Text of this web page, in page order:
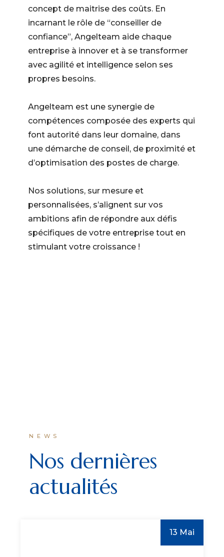
concept de maitrise des coûts. En
incarnant le rôle de “conseiller de
confiance”, Angelteam aide chaque
entreprise à innover et à se transformer
avec agilité et intelligence selon ses
propres besoins.
Angelteam est une synergie de
compétences composée des experts qui
font autorité dans leur domaine, dans
une démarche de conseil, de proximité et
d’optimisation des postes de charge.
Nos solutions, sur mesure et
personnalisées, s’alignent sur vos
ambitions afin de répondre aux défis
spécifiques de votre entreprise tout en
stimulant votre croissance !
NEWS
Nos dernières
actualités
13 Mai